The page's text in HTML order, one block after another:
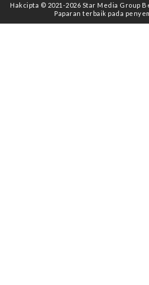
Hakcipta © 2021 -2026 Star Media Group
Paparan terbaik pada